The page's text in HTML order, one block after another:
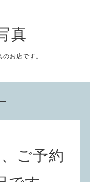
真
お店です。
ご予約